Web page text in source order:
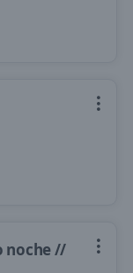
noche //